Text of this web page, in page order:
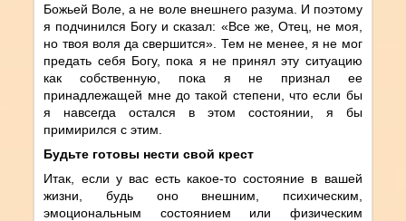
Божьей Воле, а не воле внешнего разума. И поэтому
я подчинился Богу и сказал: «Все же, Отец, не моя,
но твоя воля да свершится». Тем не менее, я не мог
предать себя Богу, пока я не принял эту ситуацию
как собственную, пока я не признал ее
принадлежащей мне до такой степени, что если бы
я навсегда остался в этом состоянии, я бы
примирился с этим.
Будьте готовы нести свой крест
Итак, если у вас есть какое-то состояние в вашей
жизни, будь оно внешним, психическим,
эмоциональным состоянием или физическим